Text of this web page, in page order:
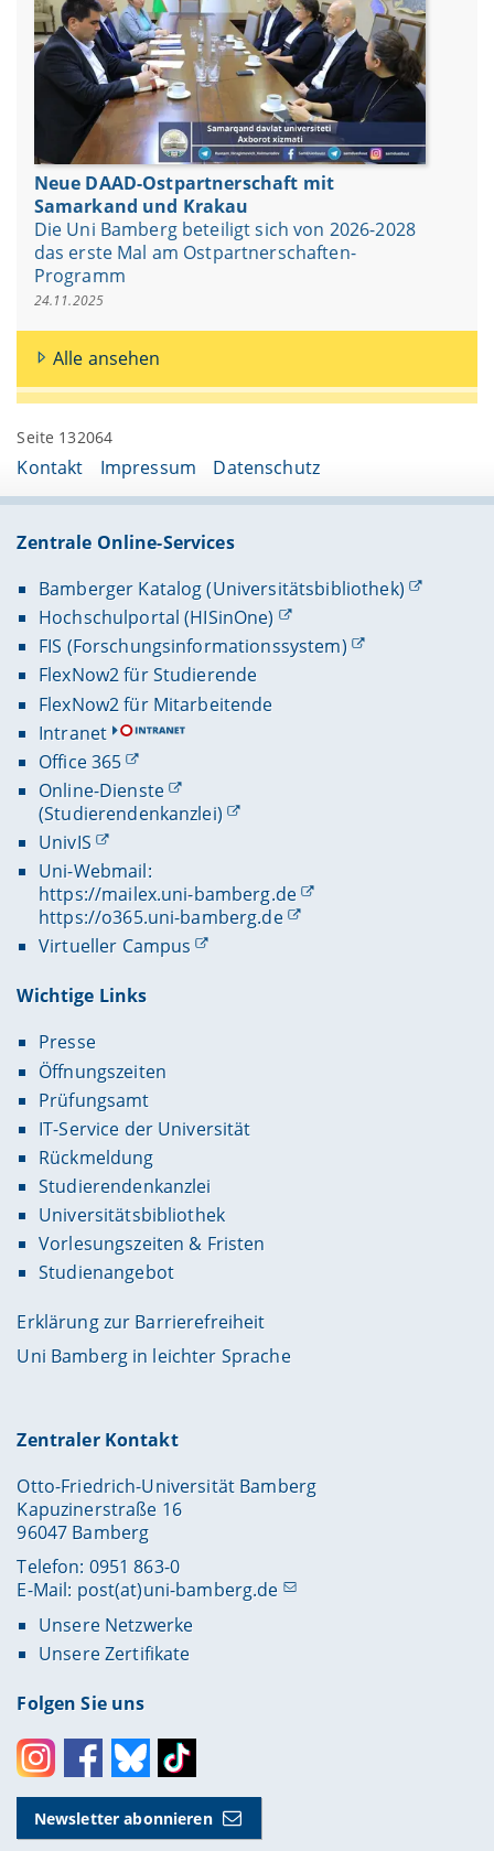
Neue DAAD-Ostpartnerschaft mit
Samarkand und Krakau
Die Uni Bamberg beteiligt sich von 2026-2028
das erste Mal am Ostpartnerschaften-
Programm
24.11.2025
Alle ansehen
Seite 132064
Kontakt Impressum Datenschutz
Zentrale Online-Services
Bamberger Katalog (Universitätsbibliothek)
Hochschulportal (HISinOne)
FIS (Forschungsinformationssystem)
FlexNow2 für Studierende
FlexNow2 für Mitarbeitende
Intranet
Office 365
Online-Dienste
(Studierendenkanzlei)
UnivIS
Uni-Webmail:
https://mailex.uni-bamberg.de
https://o365.uni-bamberg.de
Virtueller Campus
Wichtige Links
Presse
Öffnungszeiten
Prüfungsamt
IT-Service der Universität
Rückmeldung
Studierendenkanzlei
Universitätsbibliothek
Vorlesungszeiten & Fristen
Studienangebot
Erklärung zur Barrierefreiheit
Uni Bamberg in leichter Sprache
Zentraler Kontakt
Otto-Friedrich-Universität Bamberg
Kapuzinerstraße 16
96047 Bamberg
Telefon: 0951 863-0
E-Mail: post(at)uni-bamberg.de
Unsere Netzwerke
Unsere Zertifikate
Folgen Sie uns
InstagramFacebookBlueskyToktok
Newsletter abonnieren